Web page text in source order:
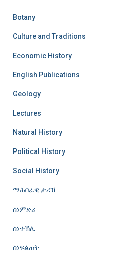
Botany
Culture and Traditions
Economic History
English Publications
Geology
Lectures
Natural History
Political History
Social History
ማሕበራዊ ታሪኽ
ስነምድሪ
ስነተኽሊ
ስነፍልጠት